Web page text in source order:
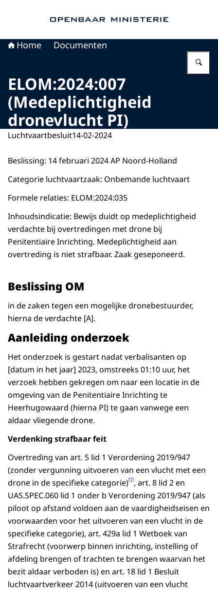
Home Documenten
ELOM:2024:007
(Medeplichtigheid
dronevlucht PI)
Luchtvaartbesluit14-02-2024
Beslissing: 14 februari 2024 AP Noord-Holland
Categorie luchtvaartzaak: Onbemande luchtvaart
Formele relaties: ELOM:2024:035
Inhoudsindicatie: Bewijs duidt op medeplichtigheid
verdachte bij overtredingen met drone bij
Penitentiaire Inrichting. Medeplichtigheid aan
overtreding is niet strafbaar. Zaak geseponeerd.
Beslissing OM
in de zaken tegen een mogelijke dronebestuurder,
hierna de verdachte [A].
Aanleiding onderzoek
Het onderzoek is gestart nadat verbalisanten op
[datum in het jaar] 2023, omstreeks 01:10 uur, het
verzoek hebben gekregen om naar een locatie in de
omgeving van de Penitentiaire Inrichting te
Heerhugowaard (hierna PI) te gaan vanwege een
aldaar vliegende drone.
Verdenking strafbaar feit
Overtreding van art. 5 lid 1 Verordening 2019/947
(zonder vergunning uitvoeren van een vlucht met een
drone in de specifieke categorie)[1], art. 8 lid 2 en
UAS.SPEC.060 lid 1 onder b Verordening 2019/947 (als
piloot op afstand voldoen aan de vaardigheidseisen en
voorwaarden voor het uitvoeren van een vlucht in de
specifieke categorie), art. 429a lid 1 Wetboek van
Strafrecht (voorwerp binnen inrichting, instelling of
afdeling brengen of trachten te brengen waarvan het
bezit aldaar verboden is) en art. 18 lid 1 Besluit
luchtvaartverkeer 2014 (uitvoeren van een vlucht